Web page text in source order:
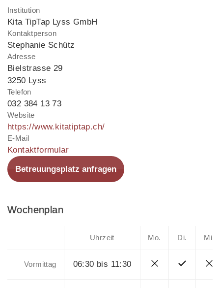
Institution
Kita TipTap Lyss GmbH
Kontaktperson
Stephanie Schütz
Adresse
Bielstrasse 29
3250 Lyss
Telefon
032 384 13 73
Website
https://www.kitatiptap.ch/
E-Mail
Kontaktformular
Betreuungsplatz anfragen
Wochenplan
Uhrzeit Mo. Di. Mi.
Vormittag 06:30 bis 11:30